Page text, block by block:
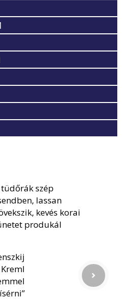
szép
lassan
kevés korai
produkál